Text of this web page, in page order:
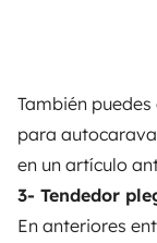
También
para
en un artículo
3- Tendedor
En anteriores